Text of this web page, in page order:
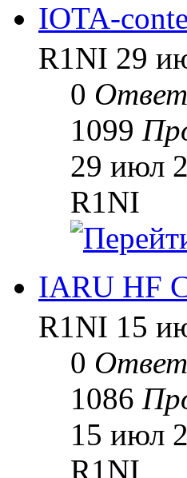
IOTA-
R1NI 29
0
1099
29 июл
R1NI
IARU HF
R1NI 15
0
1086
15 июл
R1NI